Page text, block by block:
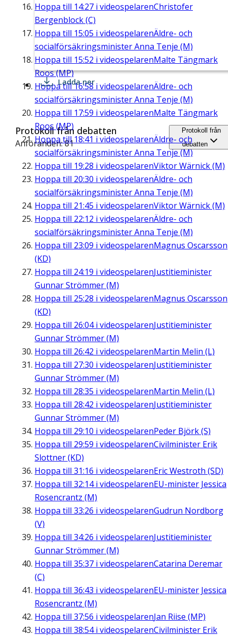
Hoppa till 14:27 i videospelarenChristofer
Bergenblock (C)
Hoppa till 15:05 i videospelarenÄldre- och
socialförsäkringsminister Anna Tenje (M)
Hoppa till 15:52 i videospelarenMalte Tängmark
Roos (MP)
Hoppa till16:58 i videospelarenÄldre- och
socialförsäkringsminister Anna Tenje (M)
Hoppa till 17:59 i videospelarenMalte Tängmark
Roos (MP)
Hoppa till 18:41 i videospelarenÄldre- och
socialförsäkringsminister Anna Tenje (M)
Hoppa till 19:28 i videospelarenViktor Wärnick (M)
Hoppa till 20:30 i videospelarenÄldre- och
socialförsäkringsminister Anna Tenje (M)
Hoppa till 21:45 i videospelarenViktor Wärnick (M)
Hoppa till 22:12 i videospelarenÄldre- och
socialförsäkringsminister Anna Tenje (M)
Hoppa till 23:09 i videospelarenMagnus Oscarsson
(KD)
Hoppa till 24:19 i videospelarenJustitieminister
Gunnar Strömmer (M)
Hoppa till 25:28 i videospelarenMagnus Oscarsson
(KD)
Hoppa till 26:04i videospelarenJustitieminister
Gunnar Strömmer (M)
Hoppa till 26:42 i videospelarenMartin Melin (L)
Hoppa till 27:30 i videospelarenJustitieminister
Gunnar Strömmer (M)
Hoppa till 28:35 i videospelarenMartin Melin (L)
Hoppa till 28:42 i videospelarenJustitieminister
Gunnar Strömmer (M)
Hoppa till 29:10 i videospelarenPeder Björk (S)
Hoppa till 29:59 i videospelarenCivilminister Erik
Slottner (KD)
Hoppa till 31:16 i videospelarenEric Westroth (SD)
Hoppa till 32:14i videospelarenEU-minister Jessica
Rosencrantz (M)
Hoppa till 33:26 i videospelarenGudrun Nordborg
(V)
Hoppa till 34:26 i videospelarenJustitieminister
Gunnar Strömmer (M)
Hoppa till 35:37 i videospelarenCatarina Deremar
(C)
Hoppa till 36:43 i videospelarenEU-minister Jessica
Rosencrantz (M)
Hoppa till 37:56 i videospelarenJan Riise (MP)
Hoppa till 38:54i videospelarenCivilminister Erik
Ladda ner
Protokoll från debatten
Anföranden: 81
Protokoll från
debatten